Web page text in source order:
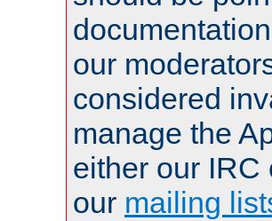
our
considered
manage the
either our IRC
our mailing